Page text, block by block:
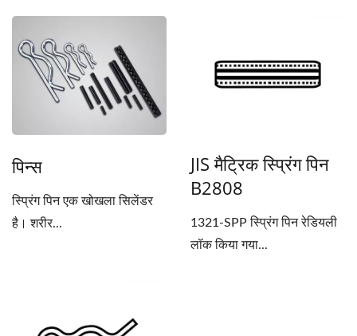
पिन्स
स्प्रिंग पिन एक खोखला सिलेंडर
है। शरीर...
JIS मैट्रिक स्प्रिंग पिन
B2808
1321-SPP स्प्रिंग पिन रेडियली
लॉक किया गया...